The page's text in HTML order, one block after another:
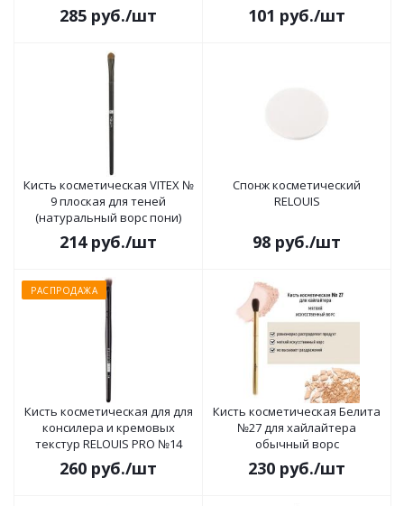
285 руб./шт 101 руб./шт
Кисть косметическая VITEX №
9 плоская для теней
(натуральный ворс пони)
214руб./шт
Спонж косметический
RELOUIS
98 руб./шт
РАСПРОДАЖА
Кисть косметическая для для
консилера и кремовых
текстур RELOUIS PRO №14
260 руб./шт
Кисть косметическая Белита
№27 для хайлайтера
обычный ворс
230 руб./шт